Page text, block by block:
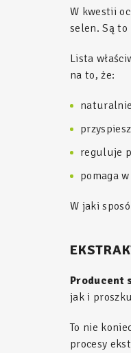
W kwestii
selen. Są
Lista
na to, że:
reguluje
pomaga
W jaki
Producent
jak i
To nie
procesy